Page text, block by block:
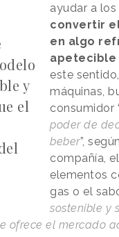
y
el
ayudar a
convertir
en algo
apetecible
este
máquinas,
consumidor
poder de
beber”,
compañía,
elementos
gas o el
sostenible y
ofrece el mercado